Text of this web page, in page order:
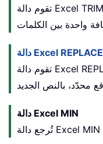
تقوم دالة Excel TRIM بإزالة جميع المسافات الزائدة من
دالة Excel REPLACE
تقوم دالة Excel REPLACE باستبدال عدد معيّن من الأحرف
دالة Excel MIN